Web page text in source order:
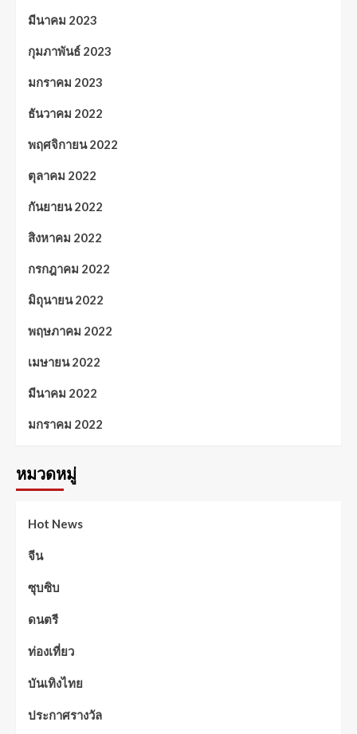
มีนาคม 2023
กุมภาพันธ์ 2023
มกราคม 2023
ธันวาคม 2022
พฤศจิกายน 2022
ตุลาคม 2022
กันยายน 2022
สิงหาคม 2022
กรกฎาคม 2022
มิถุนายน 2022
พฤษภาคม 2022
เมษายน 2022
มีนาคม 2022
มกราคม 2022
หมวดหมู่
Hot News
จีน
ซุบซิบ
ดนตรี
ท่องเที่ยว
บันเทิงไทย
ประกาศรางวัล